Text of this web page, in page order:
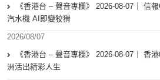
《香港台 – 聲音專欄》 2026-08-07｜ 信
汽水機 AI即變狡猾
2026/08/07
《香港台 – 聲音專欄》 2026-08-07｜ 香
洲活出精彩人生